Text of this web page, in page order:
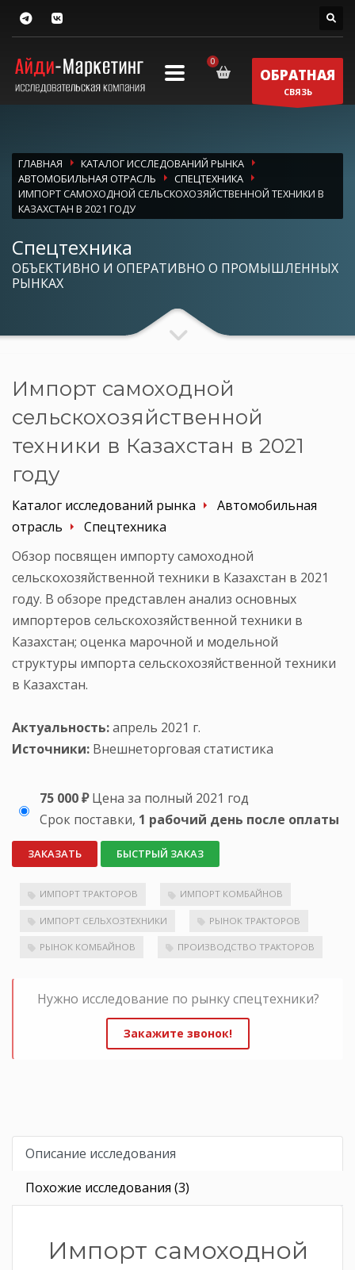
ОБРАТНАЯ
СВЯЗЬ
ГЛАВНАЯ
КАТАЛОГ ИССЛЕДОВАНИЙ РЫНКА
АВТОМОБИЛЬНАЯ ОТРАСЛЬ
СПЕЦТЕХНИКА
ИМПОРТ САМОХОДНОЙ СЕЛЬСКОХОЗЯЙСТВЕННОЙ ТЕХНИКИ В
КАЗАХСТАН В 2021 ГОДУ
Спецтехника
ОБЪЕКТИВНО И ОПЕРАТИВНО О ПРОМЫШЛЕННЫХ
РЫНКАХ
Импорт самоходной
сельскохозяйственной
техники в Казахстан в 2021
году
Каталог исследований рынка
Автомобильная
отрасль
Спецтехника
Обзор посвящен импорту самоходной
сельскохозяйственной техники в Казахстан в 2021
году. В обзоре представлен анализ основных
импортеров сельскохозяйственной техники в
Казахстан; оценка марочной и модельной
структуры импорта сельскохозяйственной техники
в Казахстан.
Актуальность:апрель 2021 г.
Источники: Внешнеторговая статистика
75 000 ₽ Цена за полный 2021 год
Срок поставки, 1 рабочий день после оплаты
ЗАКАЗАТЬ БЫСТРЫЙ ЗАКАЗ
ИМПОРТ ТРАКТОРОВ ИМПОРТ КОМБАЙНОВ
ИМПОРТ СЕЛЬХОЗТЕХНИКИ РЫНОК ТРАКТОРОВ
РЫНОК КОМБАЙНОВ ПРОИЗВОДСТВО ТРАКТОРОВ
Нужно исследование по рынку спецтехники?
Закажите звонок!
Описание исследования
Похожие исследования (3)
Импорт самоходной